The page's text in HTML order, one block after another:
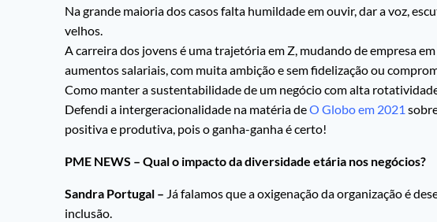
Na grande maioria dos casos falta humildade em ouvir, dar a voz,
velhos.
A carreira dos jovens é uma trajetória em Z, mudando de empresa
aumentos salariais, com muita ambição e sem fidelização ou
Como manter a sustentabilidade de um negócio com alta
Defendi a intergeracionalidade na matéria deO Globo em 2021
positiva e produtiva, pois o ganha-ganha é certo!
PME NEWS – Qual o impacto da diversidade etária nos negócios?
Sandra Portugal – Já falamos que a oxigenação da organização é
inclusão.